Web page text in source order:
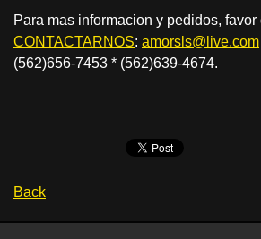
Para mas informacion y pedidos, favor
CONTACTARNOS: amorsls@live.com
(562)656-7453 * (562)639-4674.
Back